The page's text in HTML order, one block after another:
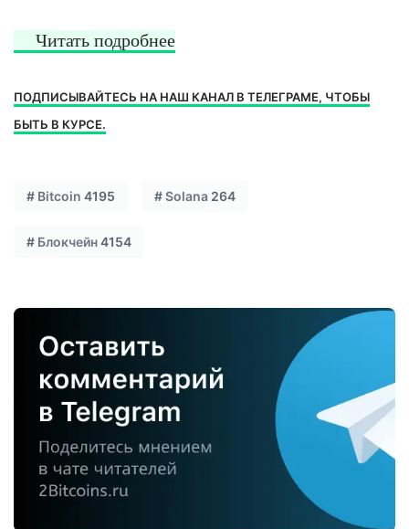
Читать подробнее
ПОДПИСЫВАЙТЕСЬ НА НАШ КАНАЛ В ТЕЛЕГРАМЕ, ЧТОБЫ
БЫТЬ В КУРСЕ.
# Bitcoin 4195 #Solana 264
# Блокчейн4154